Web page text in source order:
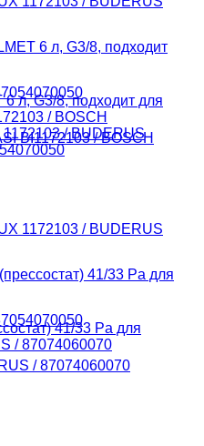
л, G3/8, подходит для
/ BOSCH
/ BUDERUS
41/33 Pa для
/ 87074060070